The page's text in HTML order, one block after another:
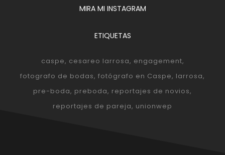
MIRA MI INSTAGRAM
ETIQUETAS
caspe cesareo larrosa engagement
fotografo de bodas fotógrafo en Caspe larrosa
pre-boda preboda reportajes de novios
reportajes de pareja unionwep